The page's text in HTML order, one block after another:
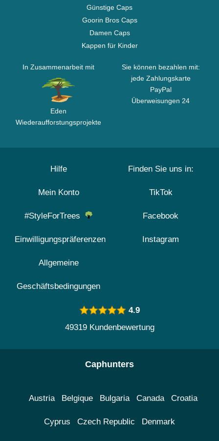
Günstige Caps
Goorin Bros Caps
Damen Caps
Kappen für Kinder
In Zusammenarbeit mit
Eden
Wiederaufforstungsprojekte
Sie können bezahlen mit:
jede Zahlungskarte
PayPal
Überweisungen 24
Hilfe
Mein Konto
#StyleForTrees
Einwilligungspräferenzen
Allgemeine
Geschäftsbedingungen
Finden Sie uns in:
TikTok
Facebook
Instagram
4.9
49319 Kundenbewertung
Caphunters
Austria Belgique Bulgaria Canada Croatia
Cyprus Czech Republic Denmark